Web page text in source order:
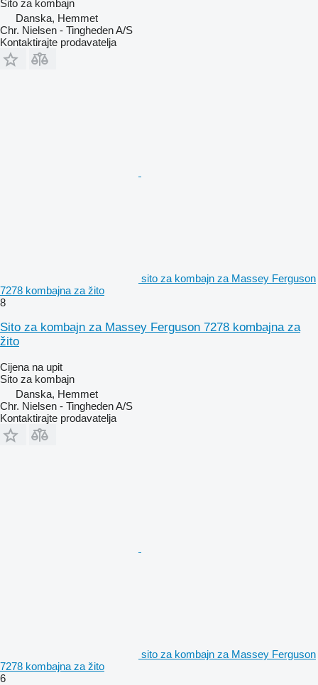
Sito za kombajn
Danska, Hemmet
Chr. Nielsen - Tingheden A/S
Kontaktirajte prodavatelja
sito za kombajn za Massey Ferguson
7278 kombajna za žito
8
Sito za kombajn za Massey Ferguson 7278 kombajna za
žito
Cijena na upit
Sito za kombajn
Danska, Hemmet
Chr. Nielsen - Tingheden A/S
Kontaktirajte prodavatelja
sito za kombajn za Massey Ferguson
7278 kombajna za žito
6